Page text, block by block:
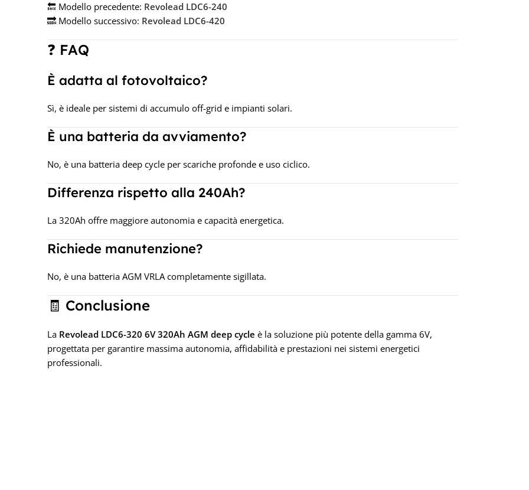
🔙 Modello precedente: Revolead LDC6-240
🔜 Modello successivo: Revolead LDC6-420
❓ FAQ
È adatta al fotovoltaico?
Sì, è ideale per sistemi di accumulo off-grid e impianti solari.
È una batteria da avviamento?
No, è una batteria deep cycle per scariche profonde e uso ciclico.
Differenza rispetto alla 240Ah?
La 320Ah offre maggiore autonomia e capacità energetica.
Richiede manutenzione?
No, è una batteria AGM VRLA completamente sigillata.
🧾 Conclusione
La Revolead LDC6-320 6V 320Ah AGM deep cycle è la soluzione più potente della gamma 6V,
progettata per garantire massima autonomia, affidabilità e prestazioni nei sistemi energetici
professionali.